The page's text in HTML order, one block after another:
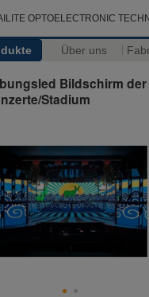
OPTOELECTRONIC
Über uns
Bildschirm
Stadium